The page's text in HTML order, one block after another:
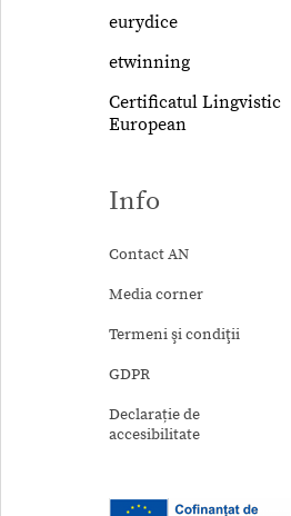
eurydice
etwinning
Certificatul Lingvistic
European
Info
Contact AN
Media corner
Termeni şi condiţii
GDPR
Declarație de
accesibilitate